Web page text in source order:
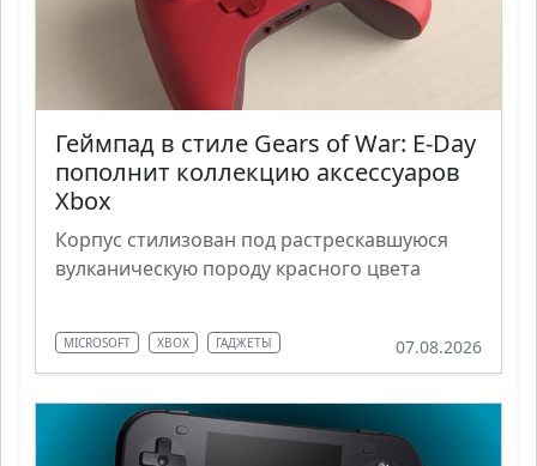
Геймпад в стиле Gears of War: E-Day
пополнит коллекцию аксессуаров
Xbox
Корпус стилизован под растрескавшуюся
вулканическую породу красного цвета
MICROSOFT XBOX ГАДЖЕТЫ 07.08.2026